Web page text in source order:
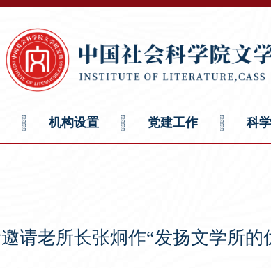
机构设置 党建工作 科
请老所长张炯作“发扬文学所的